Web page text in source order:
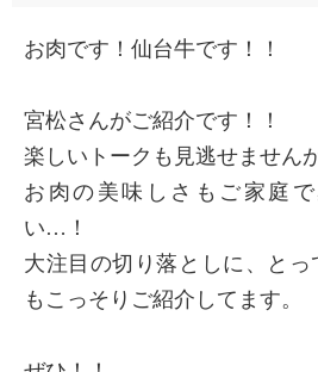
お肉です！仙台牛です！！
宮松さんがご紹介です！！
楽しいトークも見逃せませんが
お肉の美味しさもご家庭
い…！
大注目の切り落としに、と
もこっそりご紹介してます。